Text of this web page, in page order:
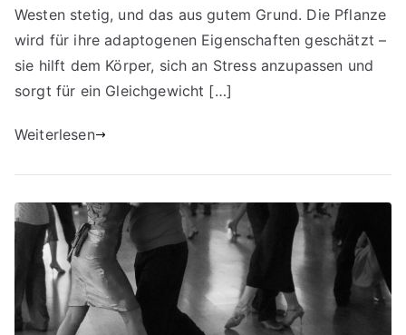
und
Westen stetig, und das aus gutem Grund. Die Pflanze
wird für ihre adaptogenen Eigenschaften geschätzt –
sie hilft dem Körper, sich an Stress anzupassen und
sorgt für ein Gleichgewicht […]
Weiterlesen